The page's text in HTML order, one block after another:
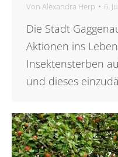
Von Alexandra Herp 6.
Die Stadt
Aktionen ins
Insektensterben
und dieses